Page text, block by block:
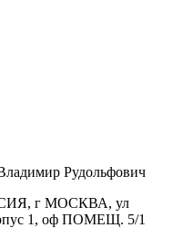
Рудольфович
г МОСКВА, ул
1, оф ПОМЕЩ. 5/1